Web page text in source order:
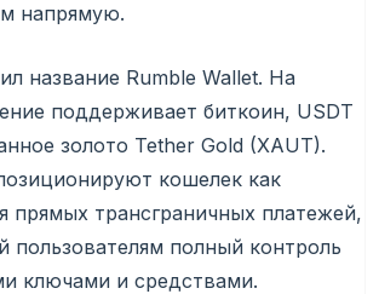
напрямую.
название Rumble Wallet. На
поддерживает биткоин, USDT
золото Tether Gold (XAUT).
кошелек как
прямых трансграничных платежей,
пользователям полный контроль
ключами и средствами.